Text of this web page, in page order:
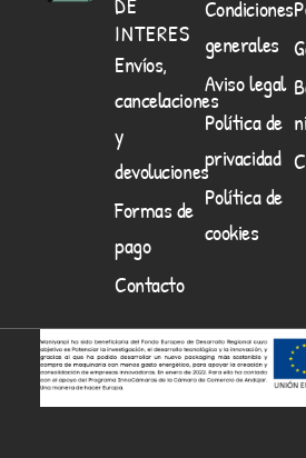
INTERES
Envíos,
cancelaciones
y
devoluciones
Formas de
pago
Contacto
Condiciones
generales
Aviso legal
Política de
privacidad
Política de
cookies